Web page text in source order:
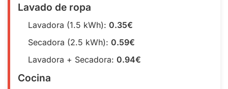
Lavado de ropa
Lavadora (1.5 kWh): 0.35€
Secadora (2.5 kWh): 0.59€
Lavadora + Secadora: 0.94€
Cocina